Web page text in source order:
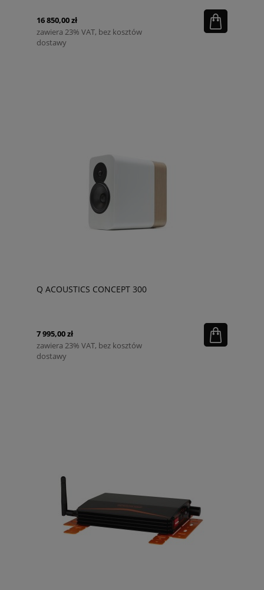
16 850,00 zł
zawiera 23% VAT, bez kosztów
dostawy
Q ACOUSTICS CONCEPT 300
7 995,00 zł
zawiera 23% VAT, bez kosztów
dostawy